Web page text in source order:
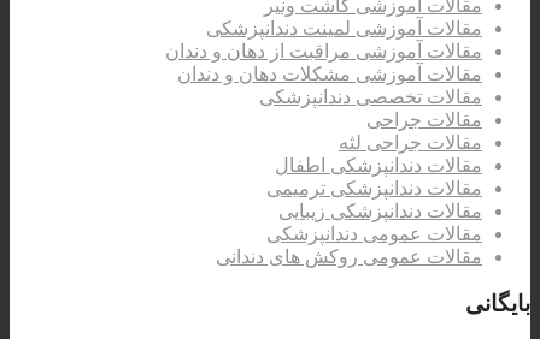
مقالات آموزشی کاشت ونیر
مقالات آموزشی لمینت دندانپزشکی
مقالات آموزشی مراقبت از دهان و دندان
مقالات آموزشی مشکلات دهان و دندان
مقالات تخصصی دندانپزشکی
مقالات جراحی
مقالات جراحی لثه
مقالات دندانپزشکی اطفال
مقالات دندانپزشکی ترمیمی
مقالات دندانپزشکی زیبایی
مقالات عمومی دندانپزشکی
مقالات عمومی روکش های دندانی
بایگانی